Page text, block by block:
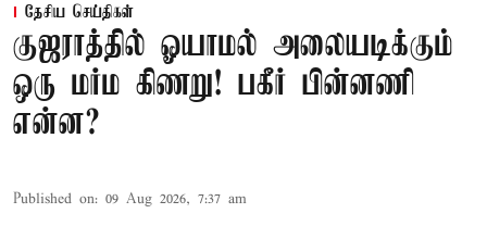
தேசிய செய்திகள்
குஜராத்தில் ஓயாமல் அலையடிக்கும்
ஒரு மர்ம கிணறு! பகீர் பின்னணி
என்ன?
Published on: 09 Aug 2026, 7:37 am